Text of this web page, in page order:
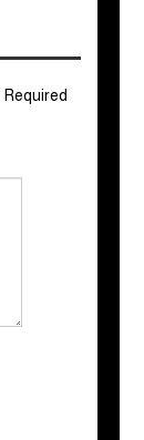
Required